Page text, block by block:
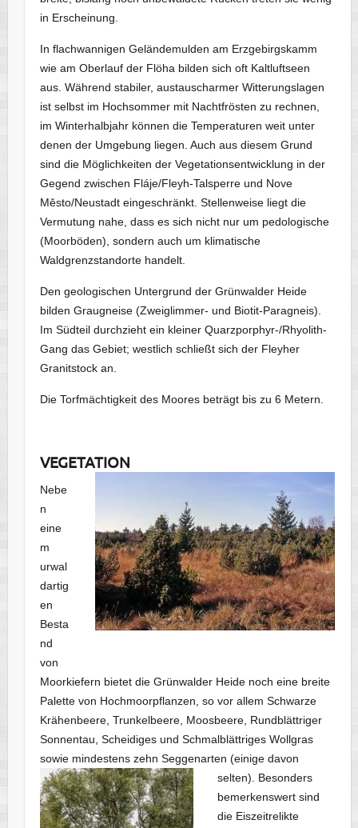
in Erscheinung.
In flachwannigen Geländemulden am Erzgebirgskamm
wie am Oberlauf der Flöha bilden sich oft Kaltluftseen
aus. Während stabiler, austauscharmer Witterungslagen
ist selbst im Hochsommer mit Nachtfrösten zu rechnen,
im Winterhalbjahr können die Temperaturen weit unter
denen der Umgebung liegen. Auch aus diesem Grund
sind die Möglichkeiten der Vegetationsentwicklung in der
Gegend zwischen Fláje/Fleyh-Talsperre und Nove
Město/Neustadt eingeschränkt. Stellenweise liegt die
Vermutung nahe, dass es sich nicht nur um pedologische
(Moorböden), sondern auch um klimatische
Waldgrenzstandorte handelt.
Den geologischen Untergrund der Grünwalder Heide
bilden Graugneise (Zweiglimmer- und Biotit-Paragneis).
Im Südteil durchzieht ein kleiner Quarzporphyr-/Rhyolith-
Gang das Gebiet; westlich schließt sich der Fleyher
Granitstock an.
Die Torfmächtigkeit des Moores beträgt bis zu 6 Metern.
VEGETATION
Nebe
n
eine
m
urwal
dartig
en
Besta
nd
von
Moorkiefern bietet die Grünwalder Heide noch eine breite
Palette von Hochmoorpflanzen, so vor allem Schwarze
Krähenbeere, Trunkelbeere, Moosbeere, Rundblättriger
Sonnentau, Scheidiges und Schmalblättriges Wollgras
sowie mindestens zehn Seggenarten (einige davon
selten). Besonders
bemerkenswert sind
die Eiszeitrelikte